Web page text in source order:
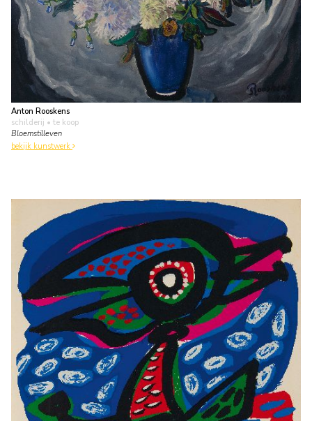
Anton Rooskens
schilderij • te koop
Bloemstilleven
bekijk kunstwerk